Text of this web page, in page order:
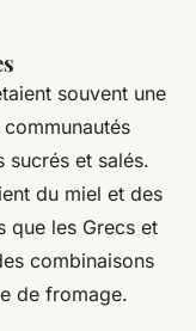
souvent une
sucrés et salés.
du miel et des
que les Grecs et
combinaisons
de fromage.